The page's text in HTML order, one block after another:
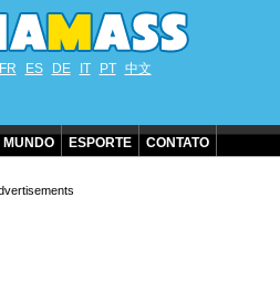
FR ES DE IT PT 中文
MUNDO ESPORTE CONTATO